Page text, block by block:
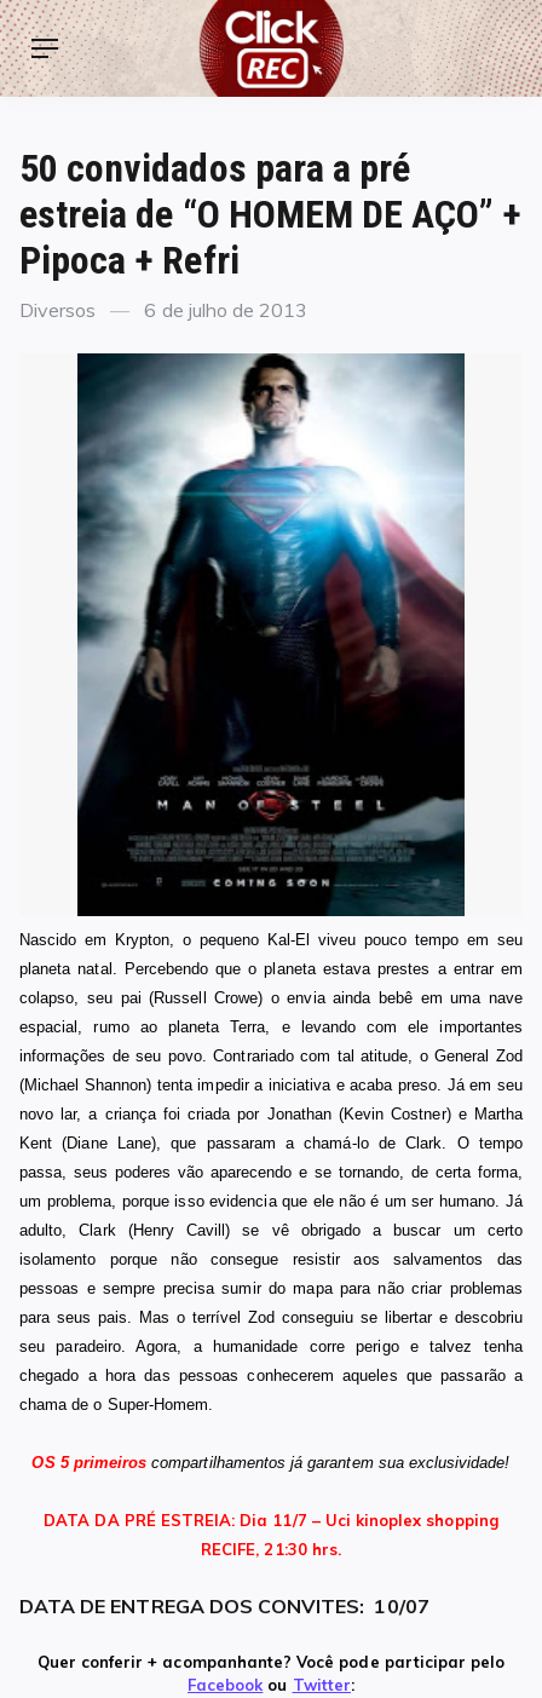
Skip
to
content
ClickREC
Menu
50 convidados para a pré
estreia de “O HOMEM DE AÇO” +
Pipoca + Refri
Categories
Diversos
Posted
6 de julho de 2013
Nascido em Krypton, o pequeno Kal-El viveu pouco tempo em seu
planeta natal. Percebendo que o planeta estava prestes a entrar em
colapso, seu pai (Russell Crowe) o envia ainda bebê em uma nave
espacial, rumo ao planeta Terra, e levando com ele importantes
informações de seu povo. Contrariado com tal atitude, o General Zod
(Michael Shannon) tenta impedir a iniciativa e acaba preso. Já em seu
novo lar, a criança foi criada por Jonathan (Kevin Costner) e Martha
Kent (Diane Lane), que passaram a chamá-lo de Clark. O tempo
passa, seus poderes vão aparecendo e se tornando, de certa forma,
um problema, porque isso evidencia que ele não é um ser humano. Já
adulto, Clark (Henry Cavill) se vê obrigado a buscar um certo
isolamento porque não consegue resistir aos salvamentos das
pessoas e sempre precisa sumir do mapa para não criar problemas
para seus pais. Mas o terrível Zod conseguiu se libertar e descobriu
seu paradeiro. Agora, a humanidade corre perigo e talvez tenha
chegado a hora das pessoas conhecerem aqueles que passarão a
chama de o Super-Homem.
OS 5 primeiros compartilhamentos já garantem sua exclusividade!
DATA DA PRÉ ESTREIA: Dia 11/7 – Uci kinoplex shopping
RECIFE,21:30 hrs.
DATA DE ENTREGA DOS CONVITES: 10/07
Quer conferir + acompanhante? Você pode participar pelo
Facebook ou Twitter: